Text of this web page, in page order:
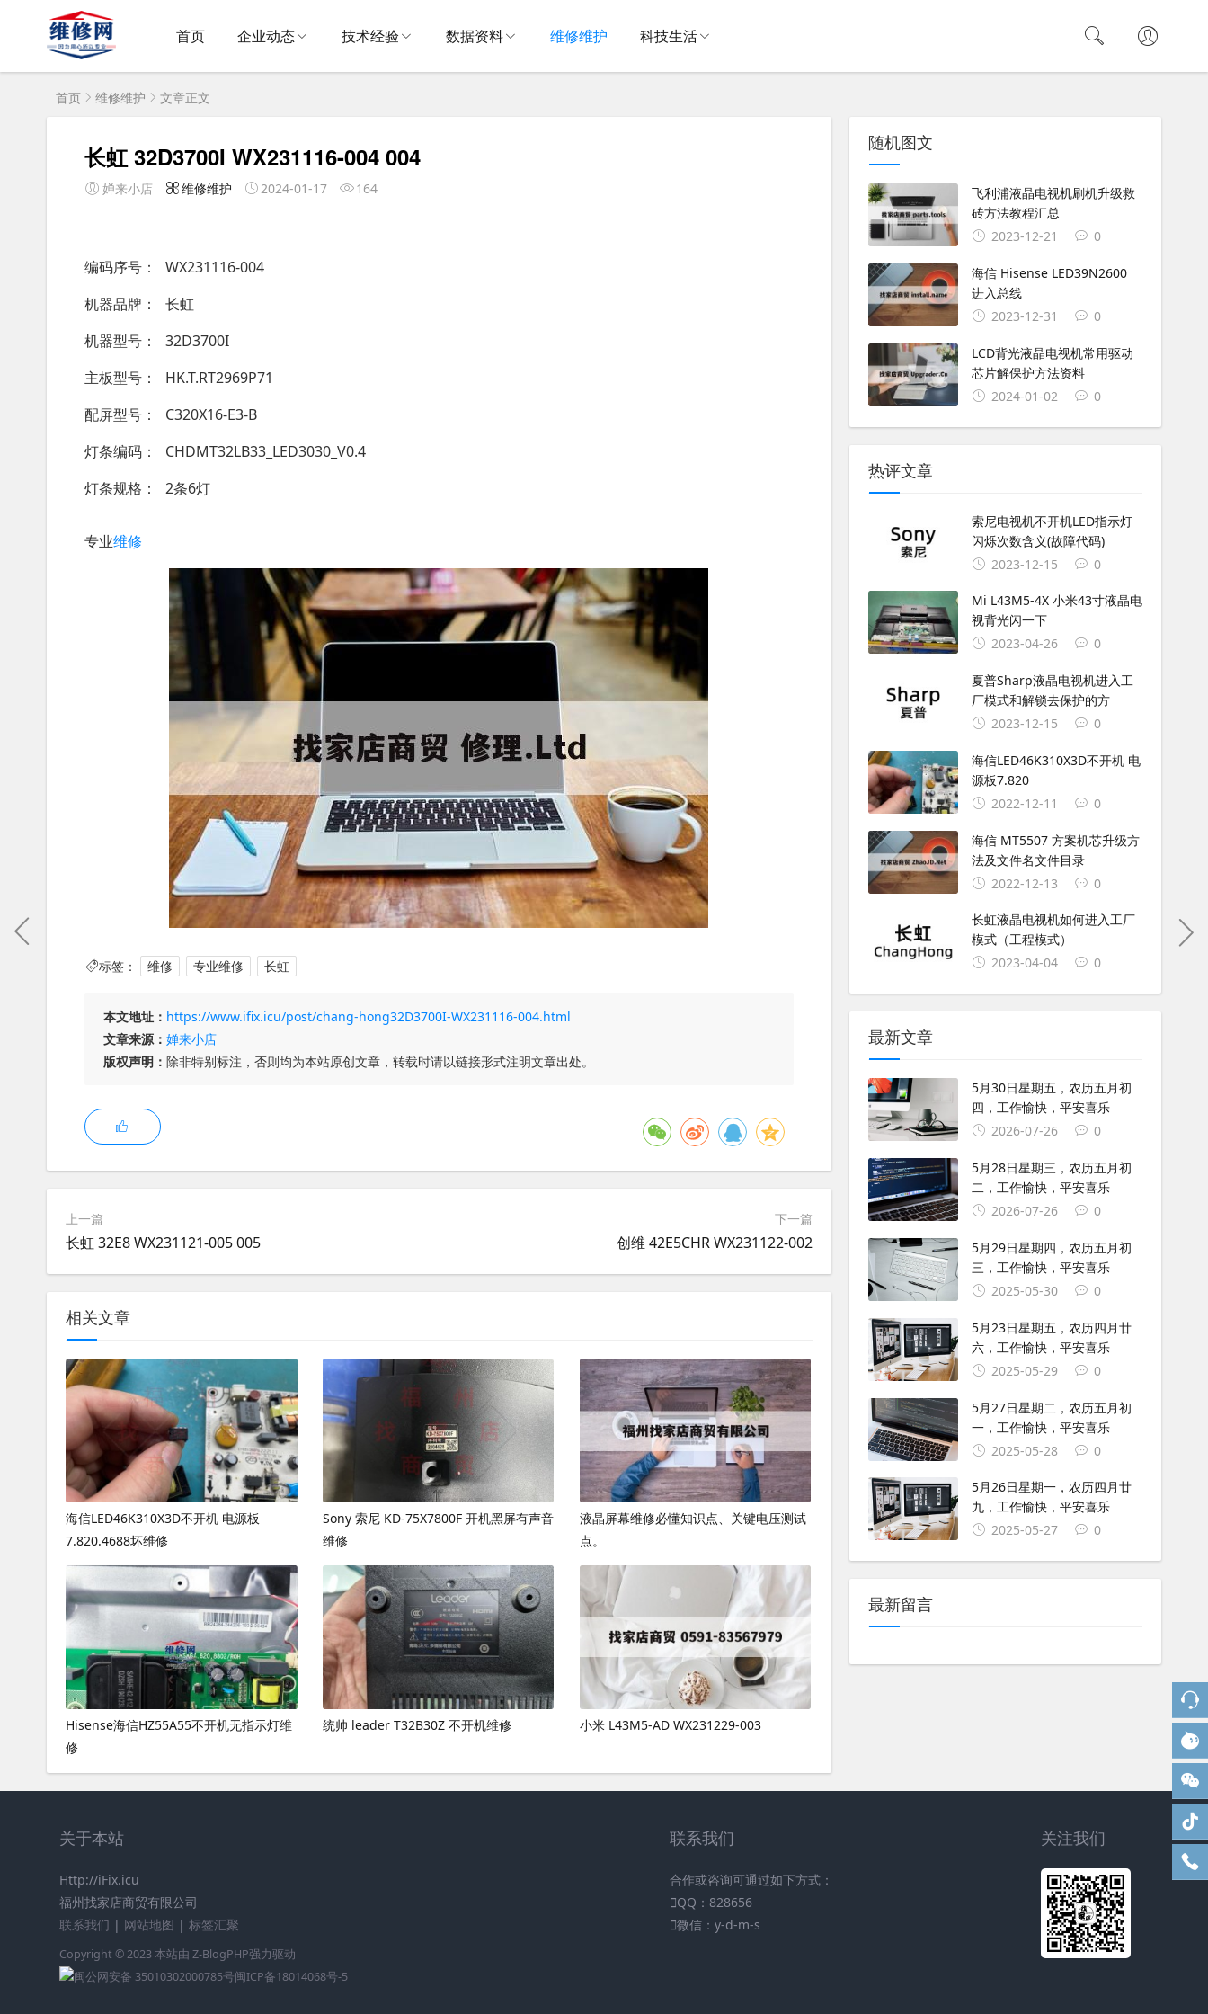
首页 企业动态 技术经验 数据资料 维修维护 科技生活
首页 维修维护 文章正文
长虹 32D3700I WX231116-004 004
婵来小店 维修维护 2024-01-17 164
编码序号
WX231116-004
机器品牌
长虹
机器型号
32D3700I
主板型号
HK.T.RT2969P71
配屏型号
C320X16-E3-B
灯条编码
CHDMT32LB33_LED3030_V0.4
灯条规格
2条6灯
专业维修
标签： 维修 专业维修 长虹
本文地址： https://www.ifix.icu/post/chang-hong32D3700I-WX231116-004.html
文章来源： 婵来小店
版权声明： 除非特别标注，否则均为本站原创文章，转载时请以链接形式注明文章出处。
上一篇
长虹 32E8 WX231121-005 005
下一篇
创维 42E5CHR WX231122-002
相关文章
海信LED46K310X3D不开机 电源板
7.820.4688坏维修
Sony 索尼 KD-75X7800F 开机黑屏有声音
维修
液晶屏幕维修必懂知识点、关键电压测试
点。
Hisense海信HZ55A55不开机无指示灯维
修
统帅 leader T32B30Z 不开机维修 小米 L43M5-AD WX231229-003
随机图文
飞利浦液晶电视机刷机升级救
砖方法教程汇总
2023-12-21
0
海信 Hisense LED39N2600
进入总线
2023-12-31
0
LCD背光液晶电视机常用驱动
芯片解保护方法资料
2024-01-02
0
热评文章
索尼电视机不开机LED指示灯
闪烁次数含义(故障代码)
2023-12-15
0
Mi L43M5-4X 小米43寸液晶电
视背光闪一下
2023-04-26
0
夏普Sharp液晶电视机进入工
厂模式和解锁去保护的方
2023-12-15
0
海信LED46K310X3D不开机 电
源板7.820
2022-12-11
0
海信 MT5507 方案机芯升级方
法及文件名文件目录
2022-12-13
0
长虹液晶电视机如何进入工厂
模式（工程模式）
2023-04-04
0
最新文章
5月30日星期五，农历五月初
四，工作愉快，平安喜乐
2026-07-26
0
5月28日星期三，农历五月初
二，工作愉快，平安喜乐
2026-07-26
0
5月29日星期四，农历五月初
三，工作愉快，平安喜乐
2025-05-30
0
5月23日星期五，农历四月廿
六，工作愉快，平安喜乐
2025-05-29
0
5月27日星期二，农历五月初
一，工作愉快，平安喜乐
2025-05-28
0
5月26日星期一，农历四月廿
九，工作愉快，平安喜乐
2025-05-27
0
最新留言
关于本站
Http://iFix.icu
福州找家店商贸有限公司
联系我们 | 网站地图 | 标签汇聚
Copyright © 2023 本站由 Z-BlogPHP强力驱动
闽公网安备 35010302000785号闽ICP备18014068号-5
联系我们
合作或咨询可通过如下方式：
QQ：828656
微信：y-d-m-s
关注我们